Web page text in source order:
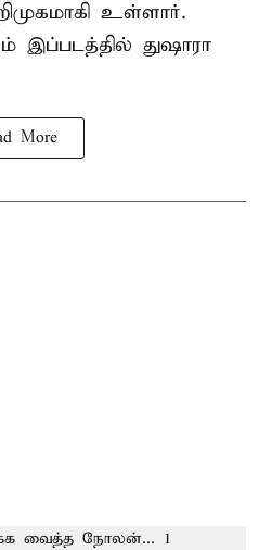
உள்ளார்.
இப்படத்தில் துஷாரா
More